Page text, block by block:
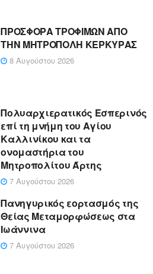
ΠΡΟΣΦΟΡΑ ΤΡΟΦΙΜΩΝ ΑΠΟ
ΤΗΝ ΜΗΤΡΟΠΟΛΗ ΚΕΡΚΥΡΑΣ
8 Αυγούστου 2026
Πολυαρχιερατικός Εσπερινός
επί τη μνήμη του Αγίου
Καλλινίκου και τα
ονομαστήρια του
Μητροπολίτου Άρτης
7 Αυγούστου 2026
Πανηγυρικός εορτασμός της
Θείας Μεταμορφώσεως στα
Ιωάννινα
7 Αυγούστου 2026